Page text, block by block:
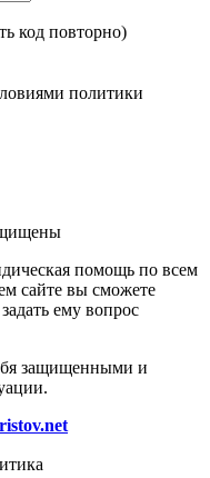
код повторно)
политики
помощь по всем
сайте вы сможете
ему вопрос
защищенными и